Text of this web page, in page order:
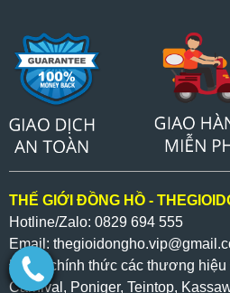
THẾ GIỚI ĐỒNG HỒ -
Hotline/Zalo: 0829 694 555
Email: thegioidongho.vip
Đại lý chính thức các thương
Carnival, Poniger, Teintop,